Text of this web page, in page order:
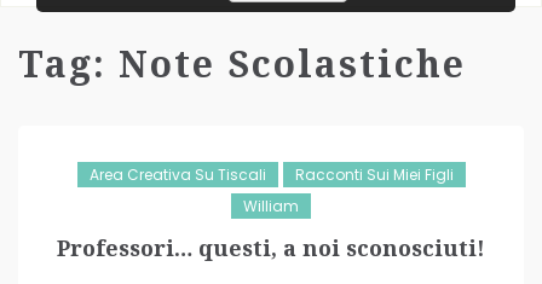
Tag: Note Scolastiche
Area Creativa Su Tiscali
Racconti Sui Miei Figli
William
Professori… questi, a noi sconosciuti!